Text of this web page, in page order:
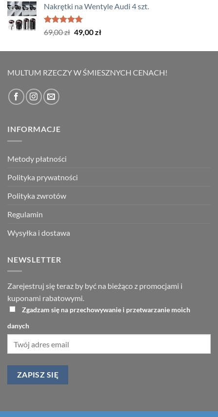
wynosiła:
199,00 zł.
wynosi:
Nakrętki na Wentyle Audi 4 szt.
Oceniono
5.00
69,00zł Pierwotna
wynosiła:
49,00złAktualna
wynosi:
MULTUM RZECZY W ŚMIESZNYCH CENACH!
INFORMACJE
Metody płatności
Polityka prywatności
Polityka zwrotów
Regulamin
Wysyłka i dostawa
NEWSLETTER
Zarejestruj się teraz by być na bieżąco z promocjami i
kuponami rabatowymi.
Zgadzam się na przechowywanie i przetwarzanie moich
danych